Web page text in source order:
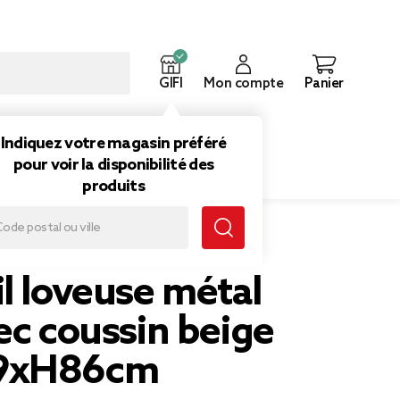
GIFI
Indiquez votre magasin préféré
pour voir la disponibilité des
produits
Mon compte Panier
89xP79xH86cm
loveuse métal
coussin beige